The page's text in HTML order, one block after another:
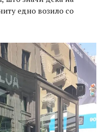
едно возило со